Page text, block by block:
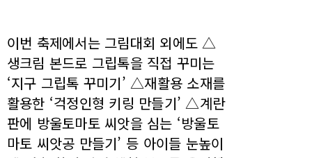
이번 축제에서는 그림대회 외에도 △
생크림 본드로 그립톡을 직접 꾸미는
‘지구 그립톡 꾸미기’ △재활용 소재를
활용한 ‘걱정인형 키링 만들기’ △계란
판에 방울토마토 씨앗을 심는 ‘방울토
마토 씨앗공 만들기’ 등 아이들 눈높이